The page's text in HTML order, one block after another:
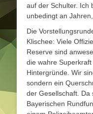
auf der Schulter. Ich
unbedingt an
Die
Klischee: Viele
Reserve sind
die wahre
Hintergründe. Wir
sondern ein
der Gesellschaft. Da
Bayerischen